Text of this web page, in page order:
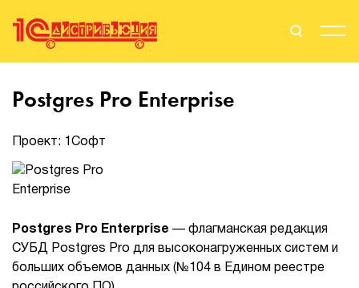
Поиск Вход
Вендоры
Postgres Pro Enterprise
Проект: 1Софт
Postgres Pro Enterprise — флагманская редакция
СУБД Postgres Pro для высоконагруженных систем и
больших объемов данных (№104 в Едином реестре